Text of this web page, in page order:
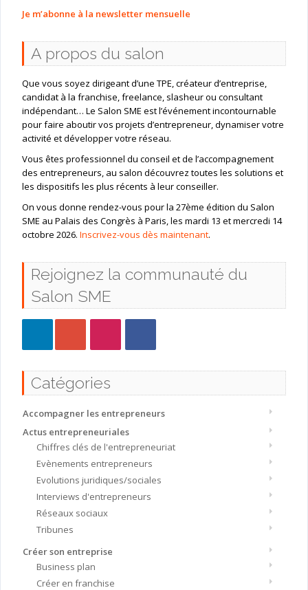
Je m’abonne à la newsletter mensuelle
A propos du salon
Que vous soyez dirigeant d’une TPE, créateur d’entreprise,
candidat à la franchise, freelance, slasheur ou consultant
indépendant… Le Salon SME est l’événement incontournable
pour faire aboutir vos projets d’entrepreneur, dynamiser votre
activité et développer votre réseau.
Vous êtes professionnel du conseil et de l’accompagnement
des entrepreneurs, au salon découvrez toutes les solutions et
les dispositifs les plus récents à leur conseiller.
On vous donne rendez-vous pour la 27ème édition du Salon
SME au Palais des Congrès à Paris, les mardi 13 et mercredi 14
octobre 2026. Inscrivez-vous dès maintenant.
Rejoignez la communauté du
Salon SME
Catégories
Accompagner les entrepreneurs
Actus entrepreneuriales
Chiffres clés de l'entrepreneuriat
Evènements entrepreneurs
Evolutions juridiques/sociales
Interviews d'entrepreneurs
Réseaux sociaux
Tribunes
Créer son entreprise
Business plan
Créer en franchise